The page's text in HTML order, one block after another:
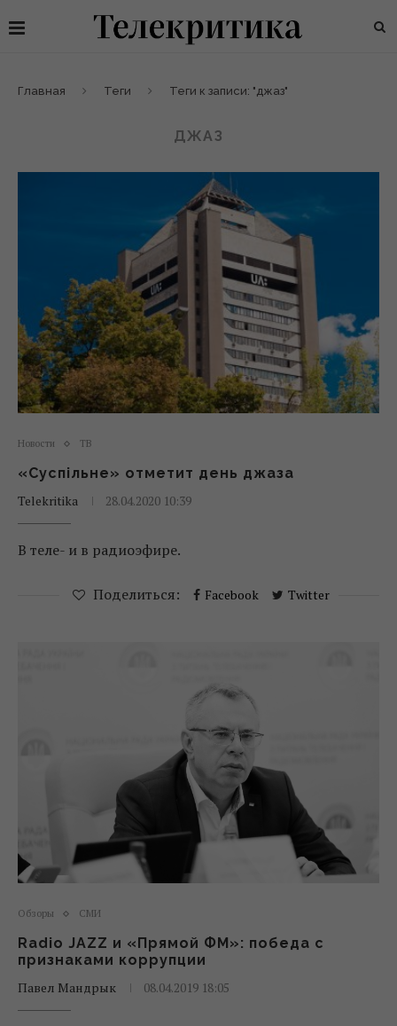
Главная Теги Теги к записи: "джаз"
ДЖАЗ
Новости ТВ
«Суспільне» отметит день джаза
Telekritika
28.04.2020 10:39
В теле- и в радиоэфире.
Поделиться: Facebook Twitter
Обзоры СМИ
Radio JAZZ и «Прямой ФМ»: победа с
признаками коррупции
Павел Мандрык
08.04.2019 18:05